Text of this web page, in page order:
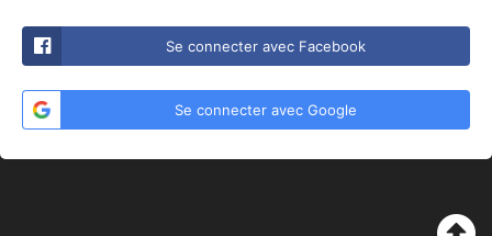
Se connecter avec Facebook
Se connecter avec Google